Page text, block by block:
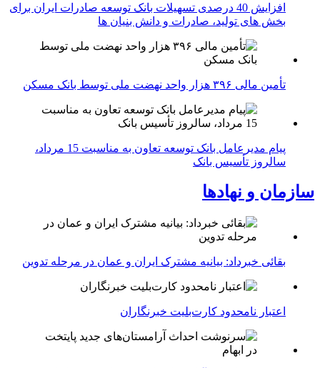
افزایش 40 درصدی تسهیلات بانک توسعه صادرات ایران برای
بخش های تولید، صادرات و دانش بنیان ها
تأمین مالی ۳۹۶ هزار واحد نهضت ملی توسط بانک مسکن
پیام مدیرعامل بانک توسعه تعاون به مناسبت 15 مرداد،
سالروز تأسیس بانک
سازمان و نهادها
بقائی خبرداد: بیانیه مشترک ایران و عمان در مرحله تدوین
اعتبار نامحدود کارت‌بلیت خبرنگاران